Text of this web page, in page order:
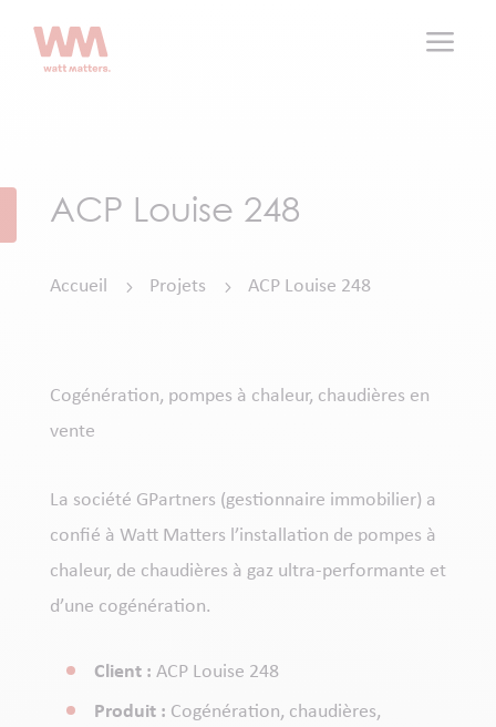
a
ACP Louise 248
Accueil 5 Projets 5 ACP Louise 248
Cogénération, pompes à chaleur, chaudières en
vente
La société GPartners (gestionnaire immobilier) a
confié à Watt Matters l’installation de pompes à
chaleur, de chaudières à gaz ultra-performante et
d’une cogénération.
Client : ACP Louise 248
Produit : Cogénération, chaudières,